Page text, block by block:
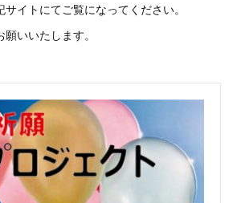
イトにてご覧になってください。
いいたします。